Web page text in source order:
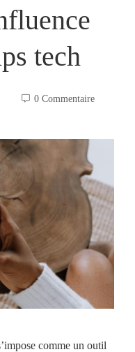
tech
0 Commentaire
comme un outil